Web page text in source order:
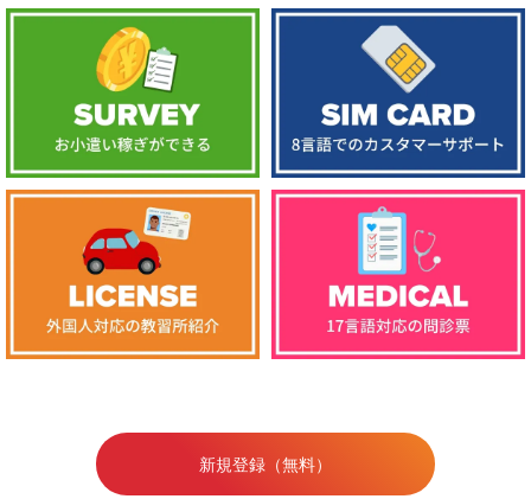
新規登録（無料）